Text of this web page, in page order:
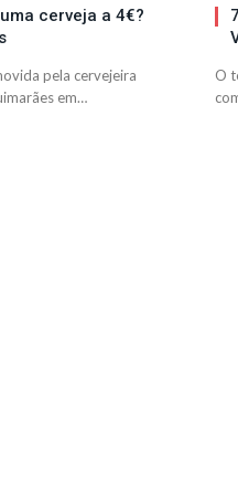
cerveja a 4€?
pela cervejeira
em…
O